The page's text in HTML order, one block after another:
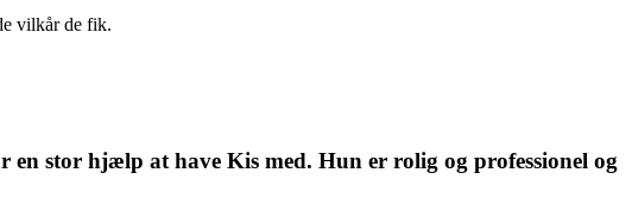
vilkår de fik.
stor hjælp at have Kis med. Hun er rolig og professionel og